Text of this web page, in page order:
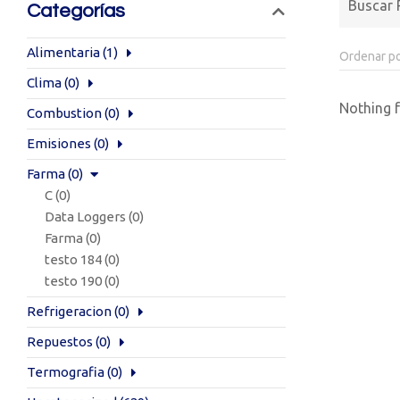
Categorías
Alimentaria(1)
Clima(0)
Combustion(0)
Emisiones (0)
Farma(0)
C(0)
Data Loggers (0)
Farma (0)
testo 184(0)
testo 190(0)
Refrigeracion(0)
Repuestos (0)
Termografia(0)
Nothing